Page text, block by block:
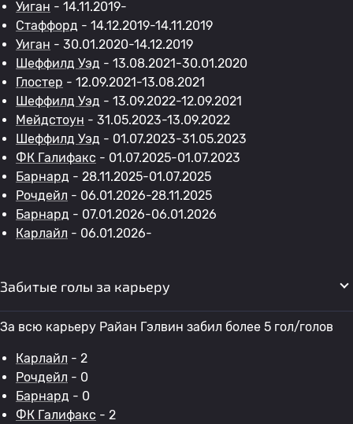
Уиган - 14.11.2019-
Стаффорд - 14.12.2019-14.11.2019
Уиган - 30.01.2020-14.12.2019
Шеффилд Уэд - 13.08.2021-30.01.2020
Глостер - 12.09.2021-13.08.2021
Шеффилд Уэд - 13.09.2022-12.09.2021
Мейдстоун - 31.05.2023-13.09.2022
Шеффилд Уэд - 01.07.2023-31.05.2023
ФК Галифакс - 01.07.2025-01.07.2023
Барнард - 28.11.2025-01.07.2025
Рочдейл - 06.01.2026-28.11.2025
Барнард - 07.01.2026-06.01.2026
Карлайл - 06.01.2026-
Забитые голы за карьеру
За всю карьеру Райан Гэлвин забил более 5 гол/голов
Карлайл - 2
Рочдейл - 0
Барнард - 0
ФК Галифакс - 2